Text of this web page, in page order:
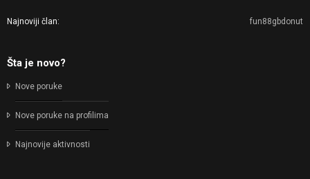
Najnoviji član fun88gbdonut
Šta je novo?
Nove poruke
Nove poruke na profilima
Najnovije aktivnosti